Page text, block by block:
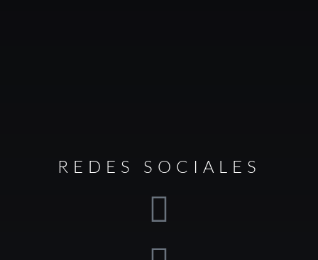
REDES SOCIALES